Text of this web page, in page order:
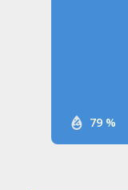
79 %